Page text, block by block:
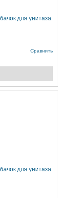
для унитаза
Сравнить
для унитаза